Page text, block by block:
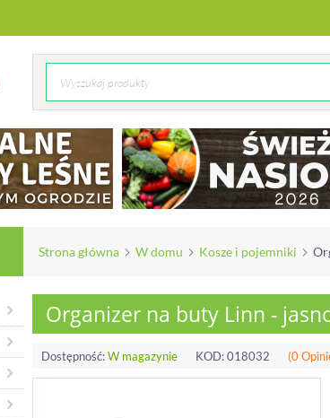
Strona główna W domu Kosze i pojemniki
Organizer na buty Linn -
Dostępność:W magazynie KOD:018032 (0